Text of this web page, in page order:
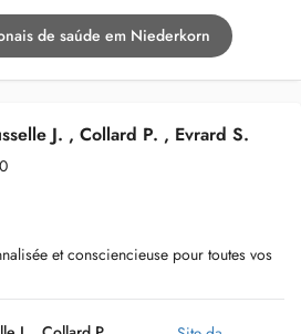
de saúde em Niederkorn
J. , Collard P. , Evrard S.
et consciencieuse pour toutes vos